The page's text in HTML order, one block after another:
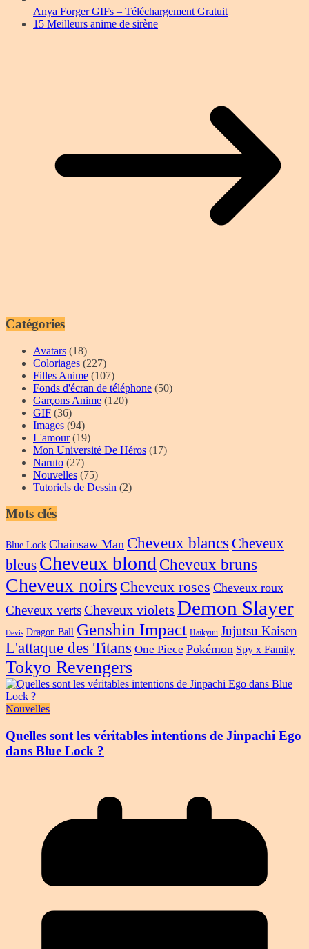
Anya Forger GIFs – Téléchargement Gratuit
15 Meilleurs anime de sirène
Catégories
Avatars (18)
Coloriages (227)
Filles Anime (107)
Fonds d'écran de téléphone (50)
Garçons Anime (120)
GIF (36)
Images (94)
L'amour(19)
Mon Université De Héros (17)
Naruto (27)
Nouvelles (75)
Tutoriels de Dessin (2)
Mots clés
Blue Lock Chainsaw Man Cheveux blancs Cheveux
bleus Cheveux blond Cheveux bruns
Cheveux noirs Cheveux roses Cheveux roux
Cheveux vertsCheveux violets Demon Slayer
Devis Dragon Ball Genshin Impact Haikyuu Jujutsu Kaisen
L'attaque des Titans One Piece Pokémon Spy x Family
Tokyo Revengers
Nouvelles
Quelles sont les véritables intentions de Jinpachi Ego
dans Blue Lock ?